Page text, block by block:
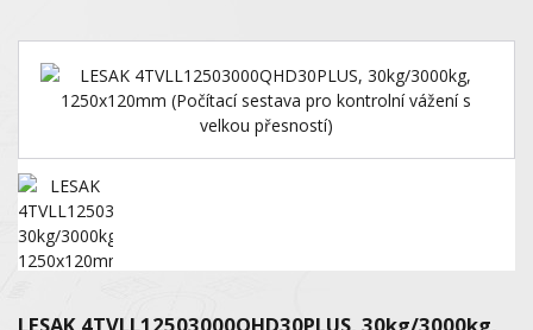
LESAK 4TVLL12503000QHD30PLUS, 30kg/3000kg,